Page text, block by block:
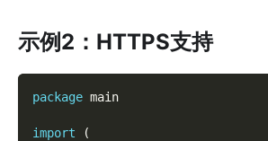
示例2：HTTPS支持
package main
import
(